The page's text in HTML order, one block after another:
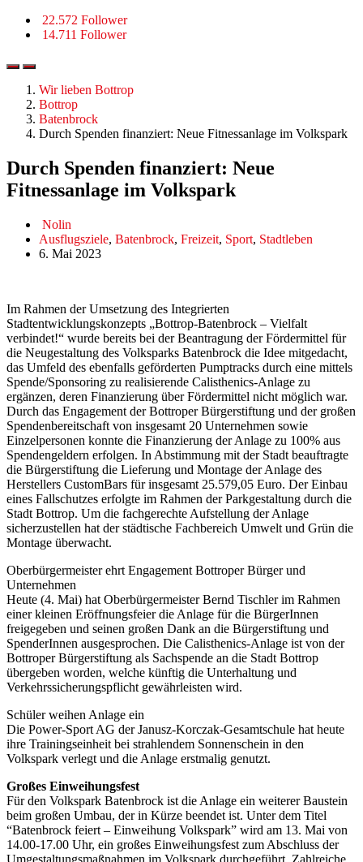
22.572 Follower
14.711 Follower
Wir lieben Bottrop
Bottrop
Batenbrock
Durch Spenden finanziert: Neue Fitnessanlage im Volkspark
Durch Spenden finanziert: Neue
Fitnessanlage im Volkspark
Nolin
Ausflugsziele, Batenbrock, Freizeit, Sport, Stadtleben
6. Mai 2023
Im Rahmen der Umsetzung des Integrierten
Stadtentwicklungskonzepts „Bottrop-Batenbrock – Vielfalt
verbindet!“ wurde bereits bei der Beantragung der Fördermittel für
die Neugestaltung des Volksparks Batenbrock die Idee mitgedacht,
das Umfeld des ebenfalls geförderten Pumptracks durch eine mittels
Spende/Sponsoring zu realisierende Calisthenics-Anlage zu
ergänzen, deren Finanzierung über Fördermittel nicht möglich war.
Durch das Engagement der Bottroper Bürgerstiftung und der großen
Spendenbereitschaft von insgesamt 20 Unternehmen sowie
Einzelpersonen konnte die Finanzierung der Anlage zu 100% aus
Spendengeldern erfolgen. In Abstimmung mit der Stadt beauftragte
die Bürgerstiftung die Lieferung und Montage der Anlage des
Herstellers CustomBars für insgesamt 25.579,05 Euro. Der Einbau
eines Fallschutzes erfolgte im Rahmen der Parkgestaltung durch die
Stadt Bottrop. Um die fachgerechte Aufstellung der Anlage
sicherzustellen hat der städtische Fachbereich Umwelt und Grün die
Montage überwacht.
Oberbürgermeister ehrt Engagement Bottroper Bürger und
Unternehmen
Heute (4. Mai) hat Oberbürgermeister Bernd Tischler im Rahmen
einer kleinen Eröffnungsfeier die Anlage für die BürgerInnen
freigegeben und seinen großen Dank an die Bürgerstiftung und
SpenderInnen ausgesprochen. Die Calisthenics-Anlage ist von der
Bottroper Bürgerstiftung als Sachspende an die Stadt Bottrop
übergeben worden, welche künftig die Unterhaltung und
Verkehrssicherungspflicht gewährleisten wird.
Schüler weihen Anlage ein
Die Power-Sport AG der Janusz-Korczak-Gesamtschule hat heute
ihre Trainingseinheit bei strahlendem Sonnenschein in den
Volkspark verlegt und die Anlage erstmalig genutzt.
Großes Einweihungsfest
Für den Volkspark Batenbrock ist die Anlage ein weiterer Baustein
beim großen Umbau, der in Kürze beendet ist. Unter dem Titel
“Batenbrock feiert – Einweihung Volkspark” wird am 13. Mai von
14.00-17.00 Uhr, ein großes Einweihungsfest zum Abschluss der
Umgestaltungsmaßnahmen im Volkspark durchgeführt. Zahlreiche